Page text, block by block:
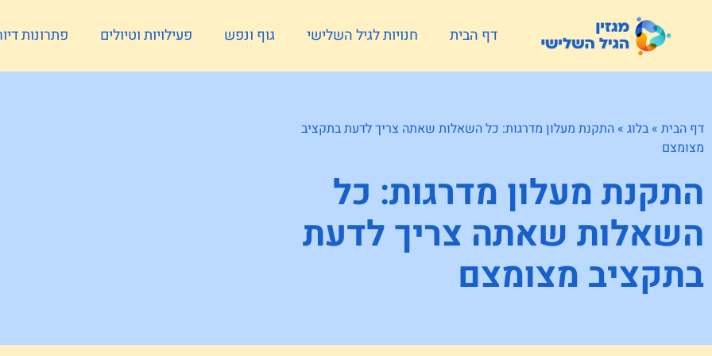
דף הבית חנויות לגיל השלישי גוף ונפש פעילויות וטיולים פתרונות
דף הבית » בלוג » התקנת מעלון מדרגות: כל השאלות שאתה צריך לדעת בתקציב
מצומצם
התקנת מעלון מדרגות: כל
השאלות שאתה צריך לדעת
בתקציב מצומצם